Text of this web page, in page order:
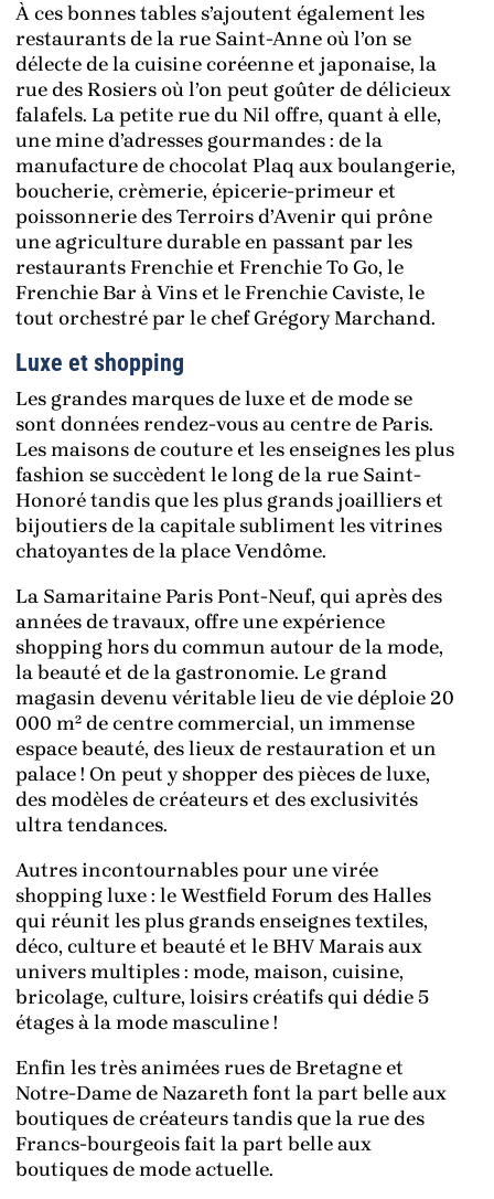
À ces bonnes tables s’ajoutent également les
restaurants de la rue Saint-Anne où l’on se
délecte de la cuisine coréenne et japonaise, la
rue des Rosiers où l’on peut goûter de délicieux
falafels. La petite rue du Nil offre, quant à elle,
une mine d’adresses gourmandes : de la
manufacture de chocolat Plaq aux boulangerie,
boucherie, crèmerie, épicerie-primeur et
poissonnerie des Terroirs d’Avenir qui prône
une agriculture durable en passant par les
restaurants Frenchie et Frenchie To Go, le
Frenchie Bar à Vins et le Frenchie Caviste, le
tout orchestré par le chef Grégory Marchand.
Luxe et shopping
Les grandes marques de luxe et de mode se
sont données rendez-vous au centre de Paris.
Les maisons de couture et les enseignes les plus
fashion se succèdent le long de la rue Saint-
Honoré tandis que les plus grands joailliers et
bijoutiers de la capitale subliment les vitrines
chatoyantes de la place Vendôme.
La Samaritaine Paris Pont-Neuf, qui après des
années de travaux, offre une expérience
shopping hors du commun autour de la mode,
la beauté et de la gastronomie. Le grand
magasin devenu véritable lieu de vie déploie 20
000 m² de centre commercial, un immense
espace beauté, des lieux de restauration et un
palace ! On peut y shopper des pièces de luxe,
des modèles de créateurs et des exclusivités
ultra tendances.
Autres incontournables pour une virée
shopping luxe : le Westfield Forum des Halles
qui réunit les plus grands enseignes textiles,
déco, culture et beauté et le BHV Marais aux
univers multiples : mode, maison, cuisine,
bricolage, culture, loisirs créatifs qui dédie 5
étages à la mode masculine !
Enfin les très animées rues de Bretagne et
Notre-Dame de Nazareth font la part belle aux
boutiques de créateurs tandis que la rue des
Francs-bourgeois fait la part belle aux
boutiques de mode actuelle.